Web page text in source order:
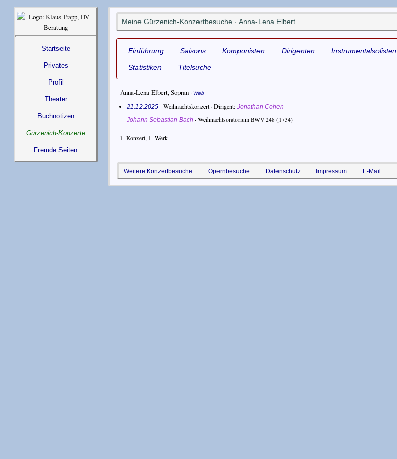
Startseite
Privates
Profil
Theater
Buchnotizen
Gürzenich-Konzerte
Fremde Seiten
Meine Gürzenich-Konzertbesuche · Anna-Lena Elbert
Einführung Saisons Komponisten Dirigenten Instrumentalsolisten
Statistiken
Titelsuche
Anna-Lena Elbert,Sopran· Web
21.12.2025· Weihnachtskonzert ·Dirigent Jonathan Cohen
Johann Sebastian Bach · Weihnachtsoratorium BWV 248 (1734)
1 Konzert, 1 Werk
Weitere Konzertbesuche Opernbesuche Datenschutz Impressum E-Mail